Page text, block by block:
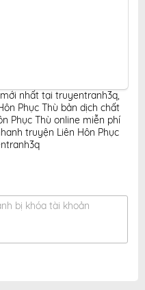
nhất tại truyentranh3q,
Phục Thù bản dịch chất
Phục Thù online miễn phí
truyện Liên Hôn Phục
bị khóa tài khoản